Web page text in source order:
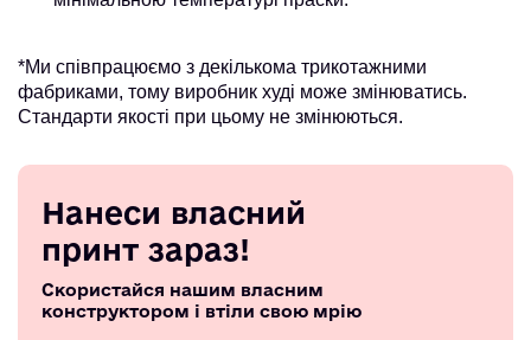
*Ми співпрацюємо з декількома трикотажними
фабриками, тому виробник худі може змінюватись.
Стандарти якості при цьому не змінюються.
Нанеси власний
принт зараз!
Скористайся нашим власним
конструктором і втіли свою мрію